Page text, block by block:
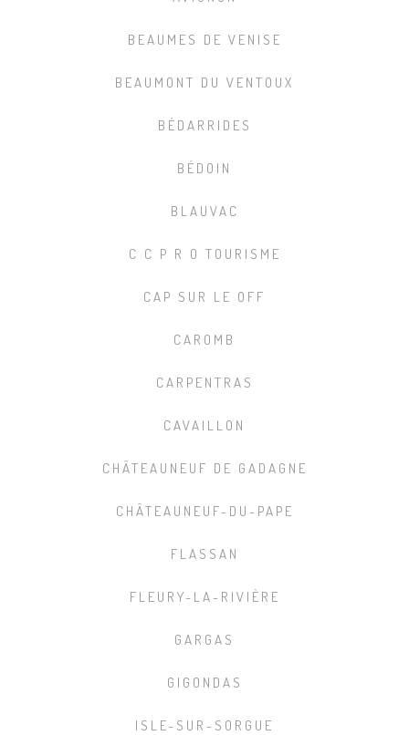
BEAUMES DE VENISE
BEAUMONT DU VENTOUX
BÉDARRIDES
BÉDOIN
BLAUVAC
C C P R O TOURISME
CAP SUR LE OFF
CAROMB
CARPENTRAS
CAVAILLON
CHÂTEAUNEUF DE GADAGNE
CHÂTEAUNEUF-DU-PAPE
FLASSAN
FLEURY-LA-RIVIÈRE
GARGAS
GIGONDAS
ISLE-SUR-SORGUE